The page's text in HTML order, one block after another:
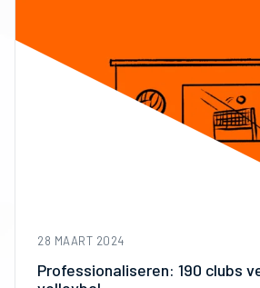
28 MAART 2024
Professionaliseren: 190 clubs